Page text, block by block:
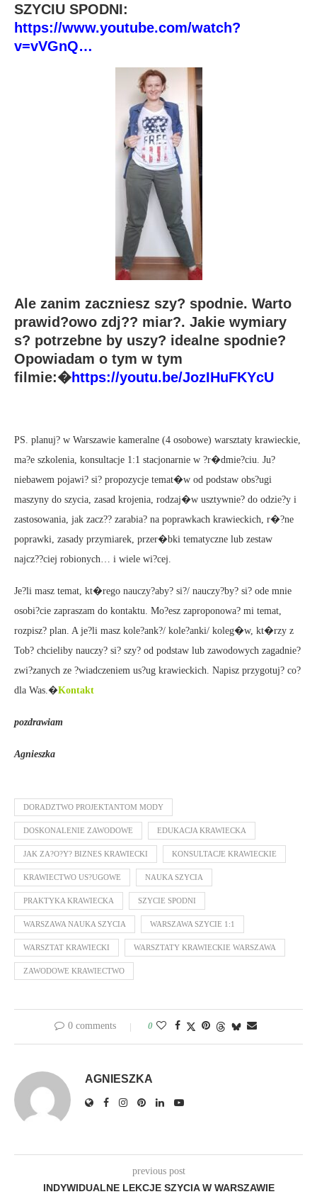
SZYCIU SPODNI:
https://www.youtube.com/watch?
v=vVGnQ…
Ale zanim zaczniesz szy? spodnie. Warto
prawid?owo zdj?? miar?. Jakie wymiary
s? potrzebne by uszy? idealne spodnie?
Opowiadam o tym w tym
filmie:�https://youtu.be/JozIHuFKYcU
PS. planuj? w Warszawie kameralne (4 osobowe) warsztaty krawieckie,
ma?e szkolenia, konsultacje 1:1 stacjonarnie w ?r�dmie?ciu. Ju?
niebawem pojawi? si? propozycje temat�w od podstaw obs?ugi
maszyny do szycia, zasad krojenia, rodzaj�w usztywnie? do odzie?y i
zastosowania, jak zacz?? zarabia? na poprawkach krawieckich, r�?ne
poprawki, zasady przymiarek, przer�bki tematyczne lub zestaw
najcz??ciej robionych… i wiele wi?cej.
Je?li masz temat, kt�rego nauczy?aby? si?/ nauczy?by? si? ode mnie
osobi?cie zapraszam do kontaktu. Mo?esz zaproponowa? mi temat,
rozpisz? plan. A je?li masz kole?ank?/ kole?anki/ koleg�w, kt�rzy z
Tob? chcieliby nauczy? si? szy? od podstaw lub zawodowych zagadnie?
zwi?zanych ze ?wiadczeniem us?ug krawieckich. Napisz przygotuj? co?
dla Was.�Kontakt
pozdrawiam
Agnieszka
DORADZTWO PROJEKTANTOM MODY
DOSKONALENIE ZAWODOWE EDUKACJA KRAWIECKA
JAK ZA?O?Y? BIZNES KRAWIECKI KONSULTACJE KRAWIECKIE
KRAWIECTWO US?UGOWE NAUKA SZYCIA
PRAKTYKA KRAWIECKA SZYCIE SPODNI
WARSZAWA NAUKA SZYCIA WARSZAWA SZYCIE 1:1
WARSZTAT KRAWIECKI WARSZTATY KRAWIECKIE WARSZAWA
ZAWODOWE KRAWIECTWO
0 comments 0
AGNIESZKA
previous post
INDYWIDUALNE LEKCJE SZYCIA W WARSZAWIE